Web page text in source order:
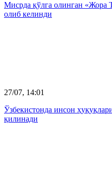
Мисрда қўлга олинган «Жора
олиб келинди
27/07, 14:01
Ўзбекистонда инсон
қилинади